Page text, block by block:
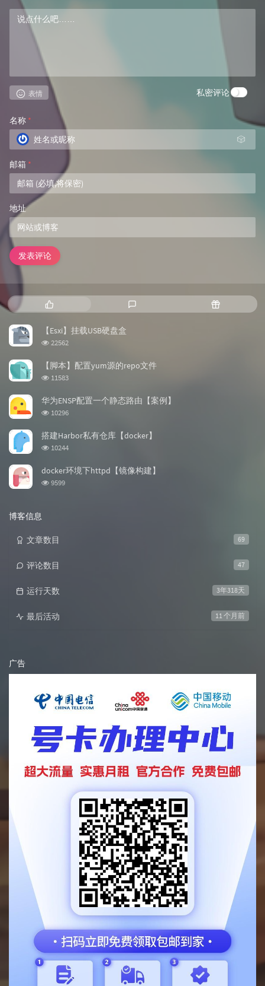
表情 私密评论
名称 *
🎲
邮箱 *
地址
发表评论
热
门
文
章
新
随
机
【Esxi】挂载USB硬盘盒
浏
次
数:
22562
【脚本】配置yum源的repo文件
浏
次
数:
11583
华为ENSP配置一个静态路由【案例】
浏
次
数:
10296
搭建Harbor私有仓库【docker】
浏
次
10244
docker环境下httpd【镜像构建】
浏
9599
博客信息
69
文章数目
47
评论数目
3年318天
运行天数
11 个月前
最后活动
广告